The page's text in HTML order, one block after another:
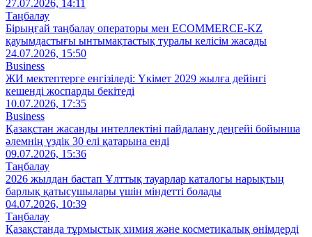
27.07.2026, 14:11
Таңбалау
Бірыңғай таңбалау операторы мен ECOMMERCE-KZ
қауымдастығы ынтымақтастық туралы келісім жасады
24.07.2026, 15:50
Business
ЖИ мектептерге енгізіледі: Үкімет 2029 жылға дейінгі
кешенді жоспарды бекітеді
10.07.2026, 17:35
Business
Қазақстан жасанды интеллектіні пайдалану деңгейі бойынша
әлемнің үздік 30 елі қатарына енді
09.07.2026, 15:36
Таңбалау
2026 жылдан бастап Ұлттық тауарлар каталогы нарықтың
барлық қатысушылары үшін міндетті болады
04.07.2026, 10:39
Таңбалау
Қазақстанда тұрмыстық химия және косметикалық өнімдерді